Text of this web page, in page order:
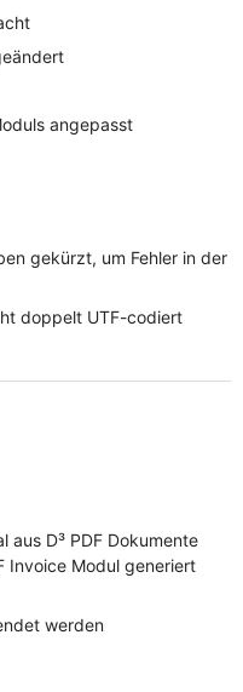
angepasst
gekürzt, um Fehler in der
doppelt UTF-codiert
aus D³ PDF Dokumente
Invoice Modul generiert
werden